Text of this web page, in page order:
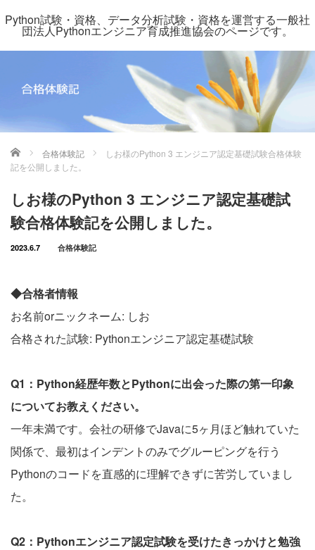
Python試験・資格、データ分析試験・資格を運営する一般社
団法人Pythonエンジニア育成推進協会のページです。
ホーム 合格体験記
しお様のPython 3 エンジニア認定基礎試験合格体験
記を公開しました。
しお様のPython 3 エンジニア認定基礎試
験合格体験記を公開しました。
2023.6.7 合格体験記
◆合格者情報
お名前orニックネーム: しお
合格された試験: Pythonエンジニア認定基礎試験
Q1：Python経歴年数とPythonに出会った際の第一印象
についてお教えください。
一年未満です。会社の研修でJavaに5ヶ月ほど触れていた
関係で、最初はインデントのみでグルーピングを行う
Pythonのコードを直感的に理解できずに苦労していまし
た。
Q2：Pythonエンジニア認定試験を受けたきっかけと勉強